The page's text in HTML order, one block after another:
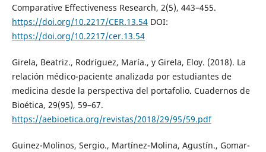
Comparative Effectiveness Research, 2(5), 443–455.
https://doi.org/10.2217/CER.13.54DOI:
https://doi.org/10.2217/cer.13.54
Girela, Beatriz., Rodríguez, María., y Girela, Eloy. (2018). La
relación médico-paciente analizada por estudiantes de
medicina desde la perspectiva del portafolio. Cuadernos de
Bioética, 29(95), 59–67.
https://aebioetica.org/revistas/2018/29/95/59.pdf
Guinez-Molinos, Sergio., Martínez-Molina, Agustín., Gomar-